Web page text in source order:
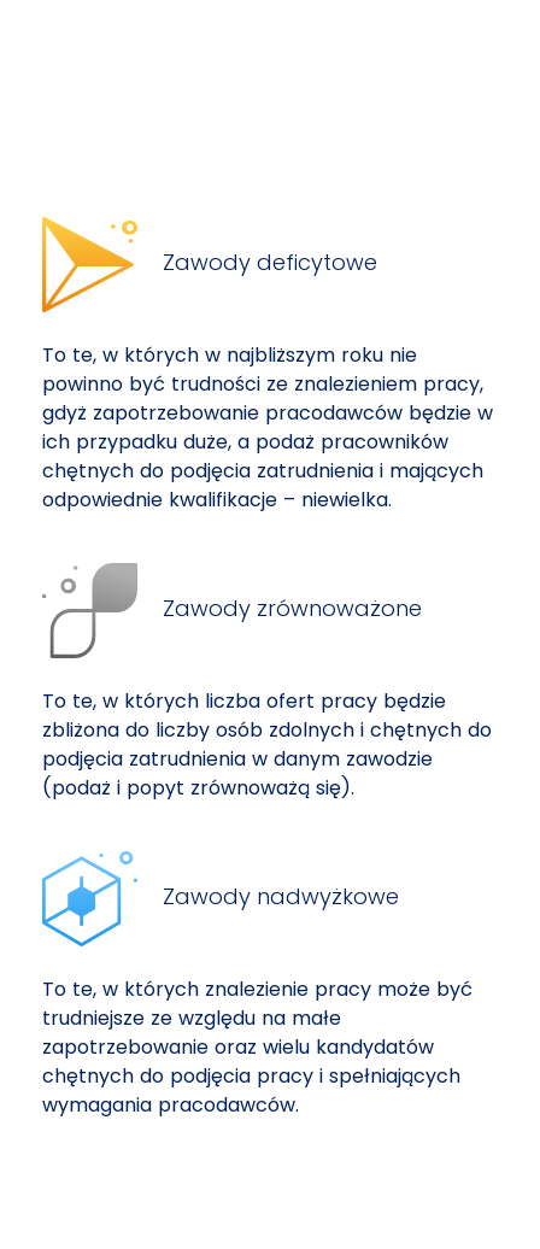
Zawody deficytowe
To te, w których w najbliższym roku nie
powinno być trudności ze znalezieniem pracy,
gdyż zapotrzebowanie pracodawców będzie w
ich przypadku duże, a podaż pracowników
chętnych do podjęcia zatrudnienia i mających
odpowiednie kwalifikacje – niewielka.
Zawody zrównoważone
To te, w których liczba ofert pracy będzie
zbliżona do liczby osób zdolnych i chętnych do
podjęcia zatrudnienia w danym zawodzie
(podaż i popyt zrównoważą się).
Zawody nadwyżkowe
To te, w których znalezienie pracy może być
trudniejsze ze względu na małe
zapotrzebowanie oraz wielu kandydatów
chętnych do podjęcia pracy i spełniających
wymagania pracodawców.